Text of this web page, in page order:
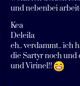
und nebenbei
Kea
Deleila
eh.. verdammt.. ich
die Sartyr noch und
und Virinel!!